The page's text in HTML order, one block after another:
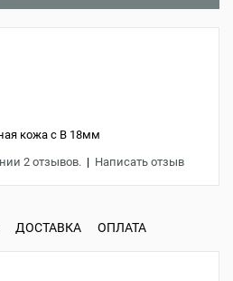
кожа с В 18мм
2 отзывов. | Написать отзыв
ДОСТАВКА ОПЛАТА